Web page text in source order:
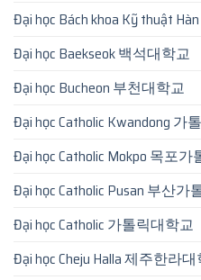
Đại học Bách khoa Kỹ thuật
Đại học Baekseok 백석대학교
Đại học Bucheon 부천대학교
Đại học Catholic Kwandong 가
Đại học Catholic Mokpo 목포
Đại học Catholic Pusan 부산가
Đại học Catholic 가톨릭대학교
Đại học Cheju Halla 제주한라